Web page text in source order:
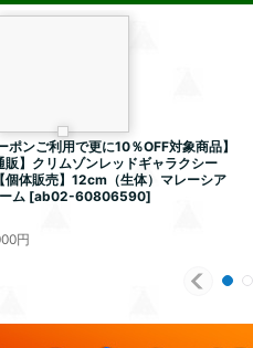
ポンご利用で更に10％OFF対象商品】
】クリムゾンレッドギャラクシー
個体販売】12cm（生体）マレーシア
ム [ab02-60806590]
円